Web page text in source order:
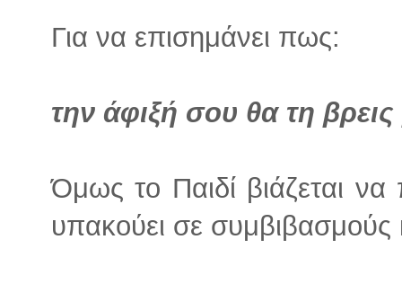
Για να επισημάνει πως:
την άφιξή σου θα τη
Όμως το Παιδί βιάζεται
υπακούει σε συμβιβασμούς